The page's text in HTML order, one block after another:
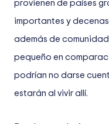
provienen de países
importantes y
además de
pequeño en
podrían no darse
estarán al vivir allí.